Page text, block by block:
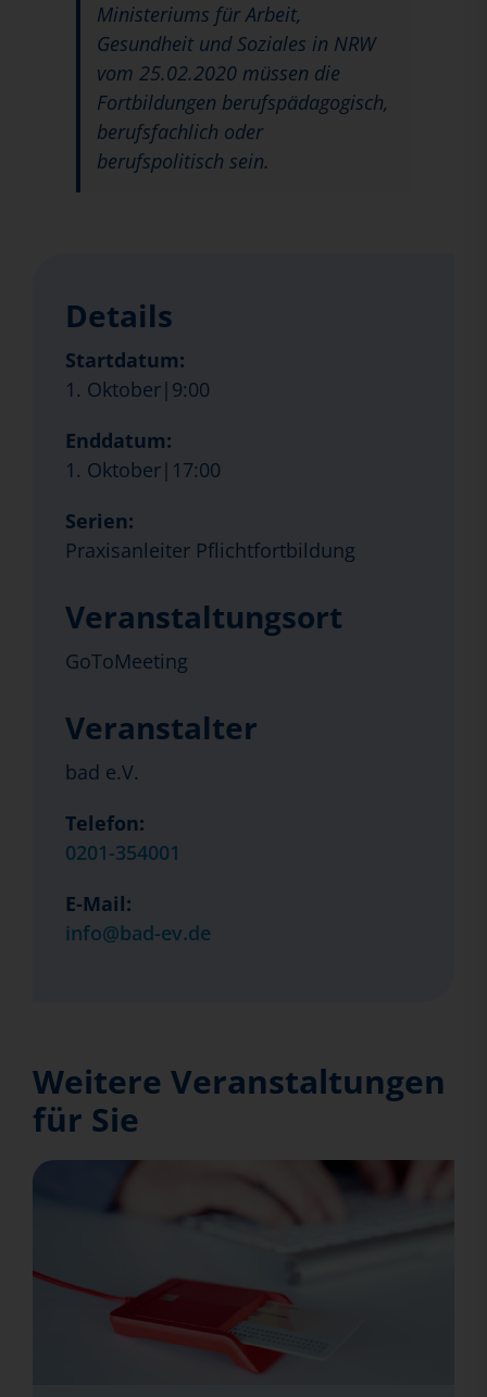
Ministeriums für Arbeit,
Gesundheit und Soziales in NRW
vom 25.02.2020 müssen die
Fortbildungen berufspädagogisch,
berufsfachlich oder
berufspolitisch sein.
Details
Startdatum:
1. Oktober|9:00
Enddatum:
1. Oktober|17:00
Serien:
Praxisanleiter Pflichtfortbildung
Veranstaltungsort
GoToMeeting
Veranstalter
bad e.V.
Telefon:
0201-354001
E-Mail:
info@bad-ev.de
Weitere Veranstaltungen
für Sie